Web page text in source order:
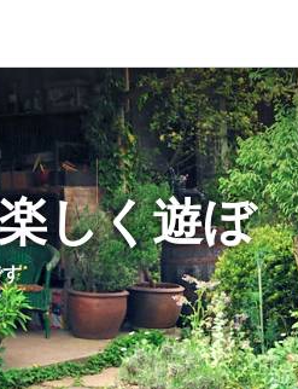
しく遊ぼ